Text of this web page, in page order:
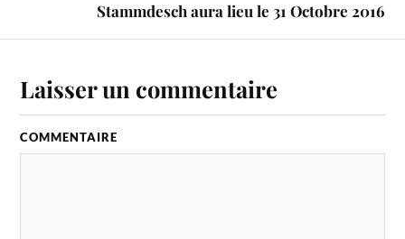
Stammdesch aura lieu le 31 Octobre 2016
Laisser un commentaire
COMMENTAIRE